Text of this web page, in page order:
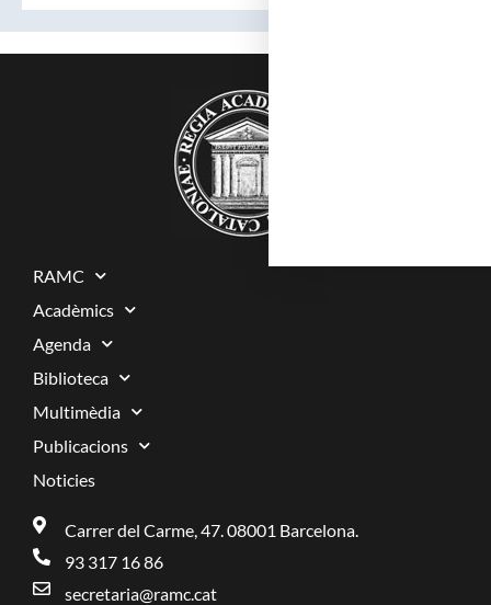
RAMC
Acadèmics
Agenda
Biblioteca
Multimèdia
Publicacions
Noticies
Carrer del Carme, 47. 08001 Barcelona.
93 317 16 86
secretaria@ramc.cat